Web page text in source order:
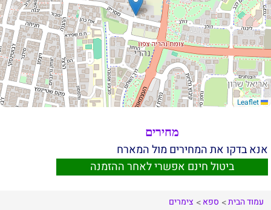
מחירים
אנא בדקו את המחירים מול המארח
ביטול חינם אפשרי לאחר ההזמנה
עמוד הבית ספא
צימרים